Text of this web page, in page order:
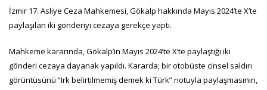
İzmir 17. Asliye Ceza Mahkemesi, Gökalp hakkında Mayıs 2024’te X’te
paylaşılan iki gönderiyi cezaya gerekçe yaptı.
Mahkeme kararında, Gökalp’in Mayıs 2024’te X’te paylaştığı iki
gönderi cezaya dayanak yapıldı. Kararda; bir otobüste cinsel saldırı
görüntüsünü “Irk belirtilmemiş demek ki Türk” notuyla paylaşmasının,